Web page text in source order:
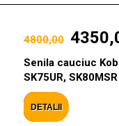
4800,00
Senila cauciuc
SK75UR, SK80MSR
DETALII